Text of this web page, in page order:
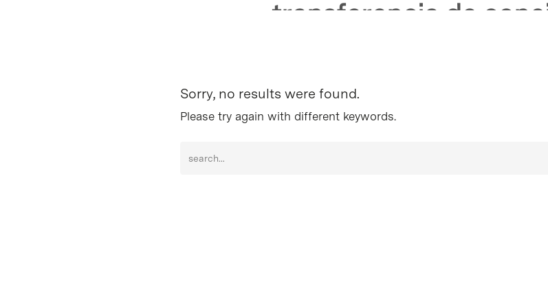
transferencia de
Sorry, no results were found.
Please try again with different keywords.